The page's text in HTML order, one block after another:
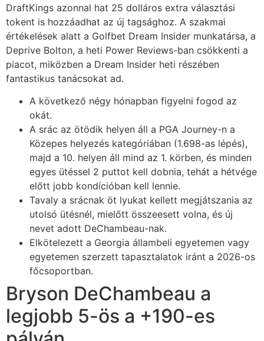
DraftKings azonnal hat 25 dolláros extra választási
tokent is hozzáadhat az új tagsághoz. A szakmai
értékelések alatt a Golfbet Dream Insider munkatársa, a
Deprive Bolton, a heti Power Reviews-ban csökkenti a
piacot, miközben a Dream Insider heti részében
fantastikus tanácsokat ad.
A következő négy hónapban figyelni fogod az
okát.
A srác az ötödik helyen áll a PGA Journey-n a
Közepes helyezés kategóriában (1.698-as lépés),
majd a 10. helyen áll mind az 1. körben, és minden
egyes ütéssel 2 puttot kell dobnia, tehát a hétvége
előtt jobb kondícióban kell lennie.
Tavaly a srácnak öt lyukat kellett megjátszania az
utolsó ütésnél, mielőtt összeesett volna, és új
nevet adott DeChambeau-nak.
Elkötelezett a Georgia állambeli egyetemen vagy
egyetemen szerzett tapasztalatok iránt a 2026-os
főcsoportban.
Bryson DeChambeau a
legjobb 5-ös a +190-es